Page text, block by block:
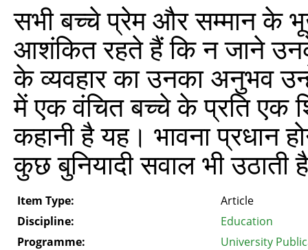
सभी बच्चे प्रेम और सम्मान के
आशंकित रहते हैं कि न जाने उनके
के व्यवहार का उनका अनुभव
में एक वंचित बच्चे के प्रति एक
कहानी है यह। भावना प्रधान
कुछ बुनियादी सवाल भी उठाती
Item Type:
Article
Discipline:
Education
Programme:
University